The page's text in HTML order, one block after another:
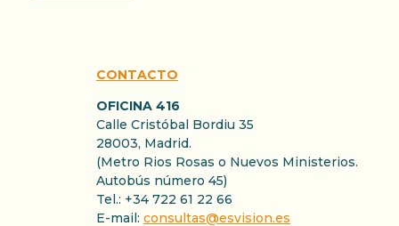
CONTACTO
OFICINA 416
Calle Cristóbal Bordiu 35
28003, Madrid.
(Metro Rios Rosas o Nuevos Ministerios.
Autobús número 45)
Tel.: +34 722 61 22 66
E-mail: consultas@esvision.es